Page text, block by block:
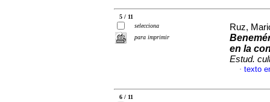
5 / 11
selecciona
para imprimir
Ruz,
en la
Estud.
· texto
6 / 11